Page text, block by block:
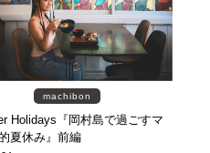
machibon
Holidays『岡村島で過ごすマ
夏休み』前編